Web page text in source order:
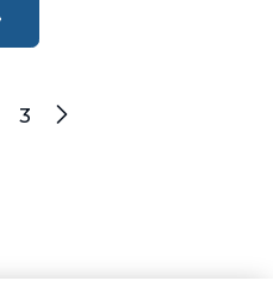
по
3 Далее